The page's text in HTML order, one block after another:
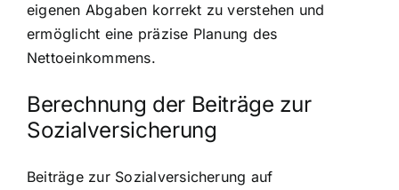
eigenen Abgaben korrekt zu verstehen und
ermöglicht eine präzise Planung des
Nettoeinkommens.
Berechnung der Beiträge zur
Sozialversicherung
Beiträge zur Sozialversicherung auf